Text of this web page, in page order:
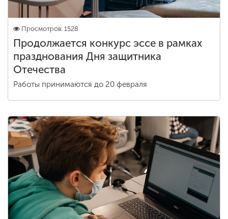
Просмотров: 1528
Продолжается конкурс эссе в рамках
празднования Дня защитника
Отечества
Работы принимаются до 20 февраля